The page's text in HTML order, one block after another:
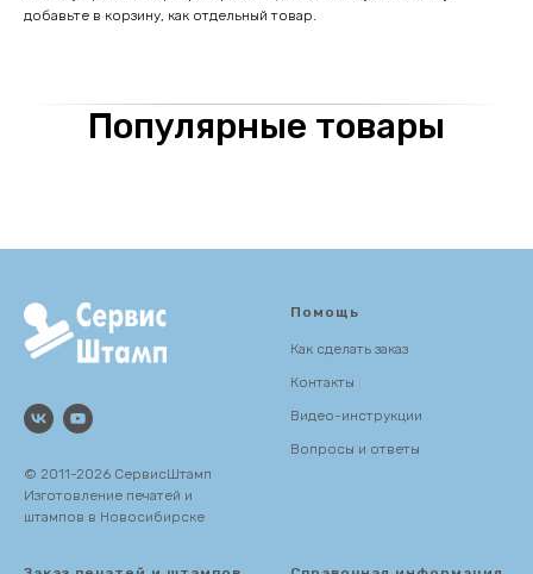
добавьте в корзину, как отдельный товар.
Популярные товары
© 2011-2026 СервисШтамп
Изготовление печатей и
штампов в Новосибирске
Помощь
Как сделать заказ
Контакты
Видео-инструкции
Вопросы и ответы